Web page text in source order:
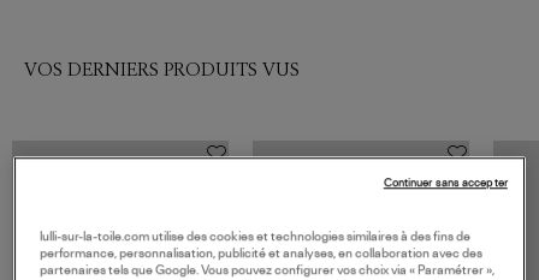
VOS DERNIERS PRODUITS VUS
lulli-sur-la-toile.com utilise des cookies et technologies similaires à des fins de
performance, personnalisation, publicité et analyses, en collaboration avec des
partenaires tels que Google. Vous pouvez configurer vos choix via « Paramétrer »,
Continuer sans accepter